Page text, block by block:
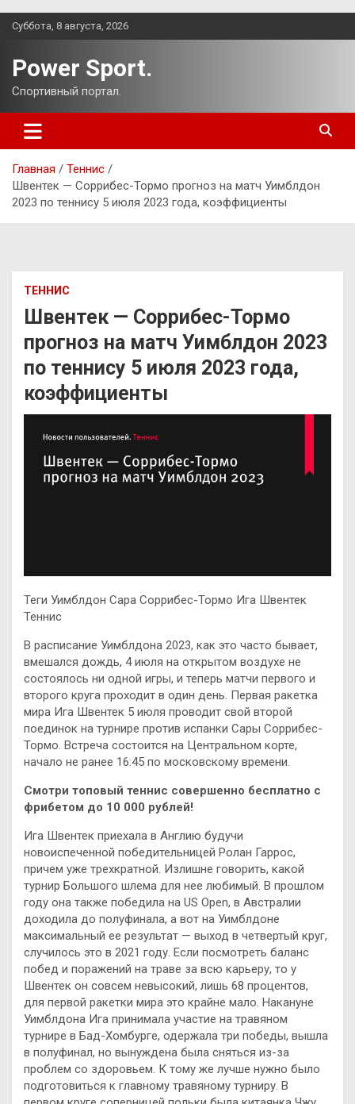
Перейти
Суббота, 8 августа, 2026
Power Sport.
Спортивный портал.
Главная
Теннис
Швентек — Соррибес-Тормо прогноз на матч Уимблдон
2023 по теннису 5 июля 2023 года, коэффициенты
ТЕННИС
Швентек — Соррибес-Тормо
прогноз на матч Уимблдон 2023
по теннису 5 июля 2023 года,
коэффициенты
Теги Уимблдон Сара Соррибес-Тормо Ига Швентек
Теннис
В расписание Уимблдона 2023, как это часто бывает,
вмешался дождь, 4 июля на открытом воздухе не
состоялось ни одной игры, и теперь матчи первого и
второго круга проходит в один день. Первая ракетка
мира Ига Швентек 5 июля проводит свой второй
поединок на турнире против испанки Сары Соррибес-
Тормо. Встреча состоится на Центральном корте,
начало не ранее 16:45 по московскому времени.
Смотри топовый теннис совершенно бесплатно с
фрибетом до 10 000 рублей!
Ига Швентек приехала в Англию будучи
новоиспеченной победительницей Ролан Гаррос,
причем уже трехкратной. Излишне говорить, какой
турнир Большого шлема для нее любимый. В прошлом
году она также победила на US Open, в Австралии
доходила до полуфинала, а вот на Уимблдоне
максимальный ее результат — выход в четвертый круг,
случилось это в 2021 году. Если посмотреть баланс
побед и поражений на траве за всю карьеру, то у
Швентек он совсем невысокий, лишь 68 процентов,
для первой ракетки мира это крайне мало. Накануне
Уимблдона Ига принимала участие на травяном
турнире в Бад-Хомбурге, одержала три победы, вышла
в полуфинал, но вынуждена была сняться из-за
проблем со здоровьем. К тому же лучше нужно было
подготовиться к главному травяному турниру. В